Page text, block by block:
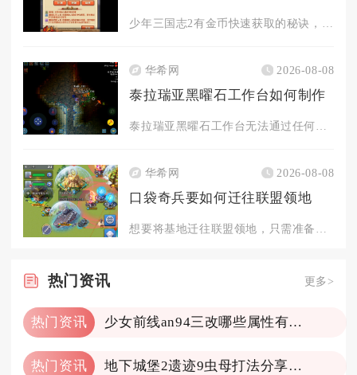
华希网 2026-08-08
泰拉瑞亚黑曜石工作台如何制作
华希网 2026-08-08
口袋奇兵要如何迁往联盟领地
热门资讯 更多>
热门资讯 少女前线an94三改哪些属性有变化
热门资讯 地下城堡2遗迹9虫母打法分享一下